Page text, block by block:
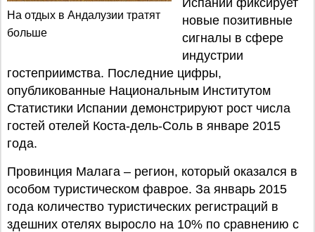
На отдых в Андалузии тратят
больше
Испании фиксирует
новые позитивные
сигналы в сфере
индустрии
гостеприимства. Последние цифры,
опубликованные Национальным Институтом
Статистики Испании демонстрируют рост числа
гостей отелей Коста-дель-Соль в январе 2015
года.
Провинция Малага – регион, который оказался в
особом туристическом фаврое. За январь 2015
года количество туристических регистраций в
здешних отелях выросло на 10% по сравнению с